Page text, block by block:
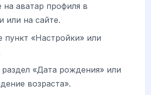
на аватар профиля в
или на сайте.
пункт «Настройки» или
«Дата рождения» или
возраста».